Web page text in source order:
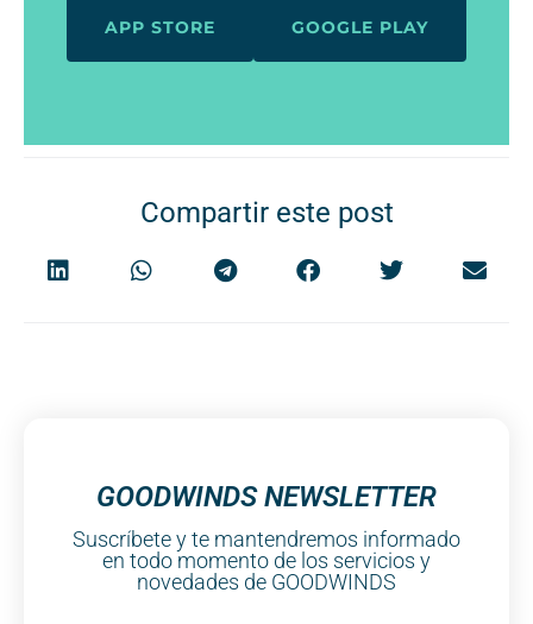
APP STORE GOOGLE PLAY
Compartir este post
GOODWINDS NEWSLETTER
Suscríbete y te mantendremos informado
en todo momento de los servicios y
novedades de GOODWINDS